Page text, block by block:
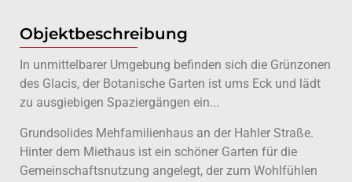
Objektbeschreibung
In unmittelbarer Umgebung befinden sich die Grünzonen
des Glacis, der Botanische Garten ist ums Eck und lädt
zu ausgiebigen Spaziergängen ein...
Grundsolides Mehfamilienhaus an der Hahler Straße.
Hinter dem Miethaus ist ein schöner Garten für die
Gemeinschaftsnutzung angelegt, der zum Wohlfühlen